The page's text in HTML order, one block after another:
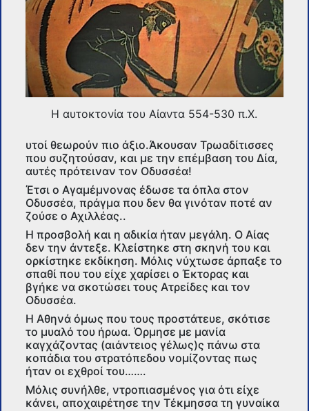
Η αυτοκτονία του Αίαντα 554-530 π.Χ.
υτοί θεωρούν πιο άξιο.Άκουσαν Τρωαδίτισσες
που συζητούσαν, και με την επέμβαση του Δία,
αυτές πρότειναν τον Οδυσσέα!
Έτσι ο Αγαμέμνονας έδωσε τα όπλα στον
Οδυσσέα, πράγμα που δεν θα γινόταν ποτέ αν
ζούσε ο Αχιλλέας..
Η προσβολή και η αδικία ήταν μεγάλη. Ο Αίας
δεν την άντεξε. Κλείστηκε στη σκηνή του και
ορκίστηκε εκδίκηση. Μόλις νύχτωσε άρπαξε το
σπαθί που του είχε χαρίσει ο Έκτορας και
βγήκε να σκοτώσει τους Ατρείδες και τον
Οδυσσέα.
Η Αθηνά όμως που τους προστάτευε, σκότισε
το μυαλό του ήρωα. Όρμησε με μανία
καγχάζοντας (αιάντειος γέλως)ς πάνω στα
κοπάδια του στρατόπεδου νομίζοντας πως
ήταν οι εχθροί του…….
Μόλις συνήλθε, ντροπιασμένος για ότι είχε
κάνει, αποχαιρέτησε την Τέκμησσα τη γυναίκα